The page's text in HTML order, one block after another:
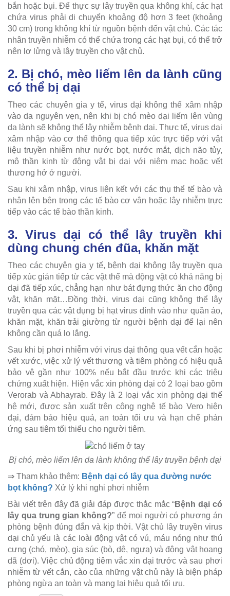
bắn hoặc bụi. Để thực sự lây truyền qua không khí, các hạt
chứa virus phải di chuyển khoảng độ hơn 3 feet (khoảng
30 cm) trong không khí từ nguồn bệnh đến vật chủ. Các tác
nhân truyền nhiễm có thể chứa trong các hạt bụi, có thể trở
nên lơ lửng và lây truyền cho vật chủ.
2. Bị chó, mèo liếm lên da lành cũng
có thể bị dại
Theo các chuyên gia y tế, virus dại không thể xâm nhập
vào da nguyên vẹn, nên khi bị chó mèo dại liếm lên vùng
da lành sẽ không thể lây nhiễm bệnh dại. Thực tế, virus dại
xâm nhập vào cơ thể thông qua tiếp xúc trực tiếp với vật
liệu truyền nhiễm như nước bọt, nước mắt, dịch não tủy,
mô thần kinh từ động vật bị dại với niêm mạc hoặc vết
thương hở ở người.
Sau khi xâm nhập, virus liên kết với các thụ thể tế bào và
nhân lên bên trong các tế bào cơ vân hoặc lây nhiễm trực
tiếp vào các tế bào thần kinh.
3. Virus dại có thể lây truyền khi
dùng chung chén đũa, khăn mặt
Theo các chuyên gia y tế, bệnh dại không lây truyền qua
tiếp xúc gián tiếp từ các vật thể mà động vật có khả năng bị
dại đã tiếp xúc, chẳng hạn như bát đựng thức ăn cho động
vật, khăn mặt…Đồng thời, virus dại cũng không thể lây
truyền qua các vật dụng bị hạt virus dính vào như quần áo,
khăn mặt, khăn trải giường từ người bệnh dại để lại nên
không cần quá lo lắng.
Sau khi bị phơi nhiễm với virus dại thông qua vết cắn hoặc
vết xước, việc xử lý vết thương và tiêm phòng có hiệu quả
bảo vệ gần như 100% nếu bắt đầu trước khi các triệu
chứng xuất hiện. Hiện vắc xin phòng dại có 2 loại bao gồm
Verorab và Abhayrab. Đây là 2 loại vắc xin phòng dại thế
hệ mới, được sản xuất trên công nghệ tế bào Vero hiện
đại, đảm bảo hiệu quả, an toàn tối ưu và hạn chế phản
ứng sau tiêm tối thiểu cho người tiêm.
Bị chó, mèo liếm lên da lành không thể lây truyền bệnh dại
⇒ Tham khảo thêm: Bệnh dại có lây qua đường nước
bọt không? Xử lý khi nghi phơi nhiễm
Bài viết trên đây đã giải đáp được thắc mắc “Bệnh dại có
lây qua trung gian không?” để mọi người có phương án
phòng bệnh đúng đắn và kịp thời. Vật chủ lây truyền virus
dại chủ yếu là các loài động vật có vú, máu nóng như thú
cưng (chó, mèo), gia súc (bò, dê, ngựa) và động vật hoang
dã (dơi). Việc chủ động tiêm vắc xin dại trước và sau phơi
nhiễm từ vết cắn, cào của những vật chủ này là biện pháp
phòng ngừa an toàn và mang lại hiệu quả tối ưu.